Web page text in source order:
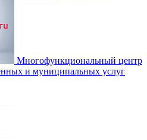
Многофункциональный центр
и муниципальных услуг